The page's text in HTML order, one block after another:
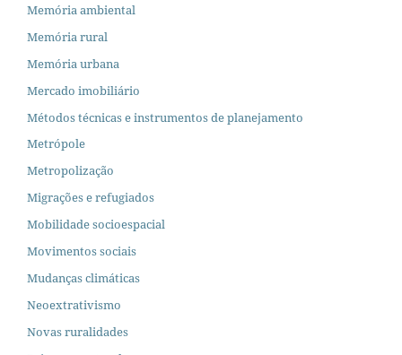
Memória ambiental
Memória rural
Memória urbana
Mercado imobiliário
Métodos técnicas e instrumentos de planejamento
Metrópole
Metropolização
Migrações e refugiados
Mobilidade socioespacial
Movimentos sociais
Mudanças climáticas
Neoextrativismo
Novas ruralidades